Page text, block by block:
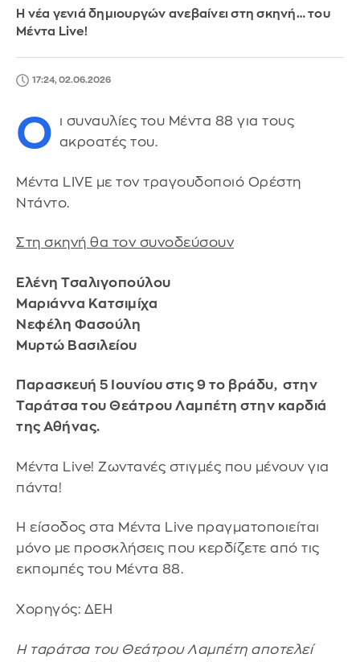
Η νέα γενιά δημιουργών ανεβαίνει στη σκηνή… του
Μέντα Live!
17:24, 02.06.2026
Ο
ι συναυλίες του Μέντα 88 για τους
ακροατές του.
Mέντα LIVE με τον τραγουδοποιό Ορέστη
Ντάντο.
Στη σκηνή θα τον συνοδεύσουν
Ελένη Τσαλιγοπούλου
Μαριάννα Κατσιμίχα
Νεφέλη Φασούλη
Μυρτώ Βασιλείου
Παρασκευή 5 Ιουνίου στις 9 το βράδυ, στην
Ταράτσα του Θεάτρου Λαμπέτη στην καρδιά
της Αθήνας.
Mέντα Live! Ζωντανές στιγμές που μένουν για
πάντα!
Η είσοδος στα Μέντα Live πραγματοποιείται
μόνο με προσκλήσεις που κερδίζετε από τις
εκπομπές του Μέντα 88.
Χορηγός: ΔΕΗ
Η ταράτσα του Θεάτρου Λαμπέτη αποτελεί